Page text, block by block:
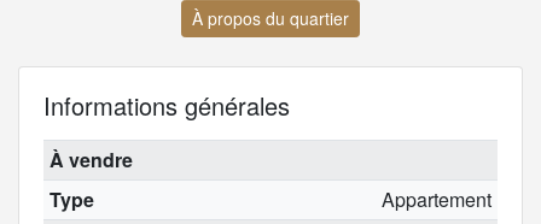
À propos du quartier
Informations générales
À vendre
Type
Appartement